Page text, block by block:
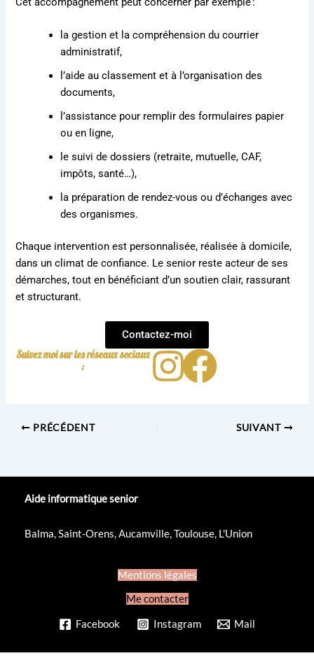
la gestion et la compréhension du courrier
administratif,
l’aide au classement et à l’organisation des
documents,
l’assistance pour remplir des formulaires papier
ou en ligne,
le suivi de dossiers (retraite, mutuelle, CAF,
impôts, santé…),
la préparation de rendez-vous ou d’échanges avec
des organismes.
Chaque intervention est personnalisée, réalisée à domicile,
dans un climat de confiance. Le senior reste acteur de ses
démarches, tout en bénéficiant d’un soutien clair, rassurant
et structurant.
Contactez-moi
Suivez moi sur les réseaux sociaux
:
PRÉCÉDENT SUIVANT
Aide informatique senior
Balma,Saint-Orens,Aucamville,Toulouse, L'Union
Mentions légales
Me contacter
Facebook Instagram Mail